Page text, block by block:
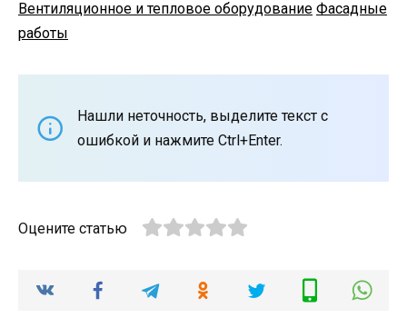
Вентиляционное и тепловое оборудование Фасадные
работы
Нашли неточность, выделите текст с
ошибкой и нажмите Ctrl+Enter.
Оцените статью